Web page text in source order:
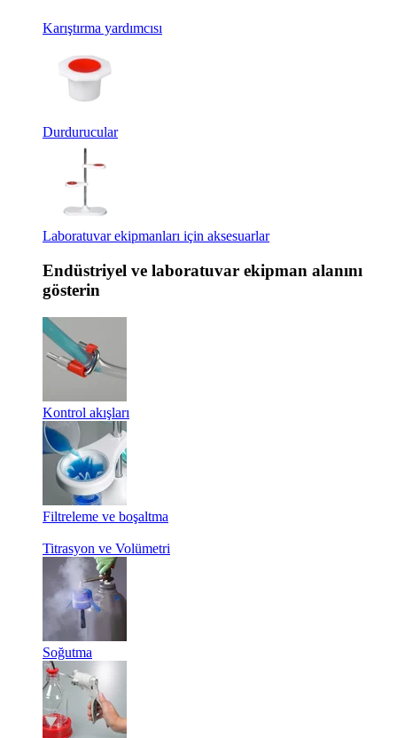
Karıştırma yardımcısı
Durdurucular
Laboratuvar ekipmanları için aksesuarlar
Endüstriyel ve laboratuvar ekipman alanını
gösterin
Kontrol akışları
Filtreleme ve boşaltma
Titrasyon ve Volümetri
Soğutma